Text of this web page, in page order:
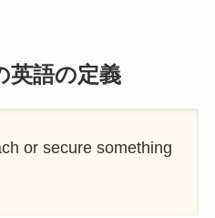
英語の定義
or secure something